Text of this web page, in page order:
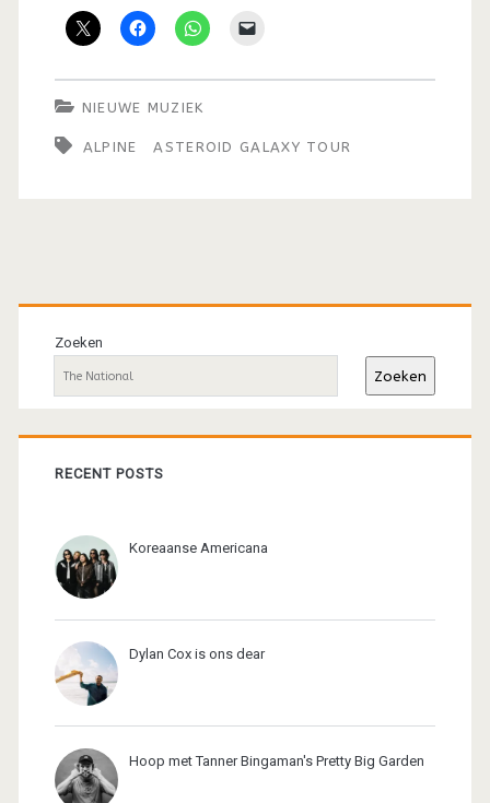
NIEUWE MUZIEK
ALPINE ASTEROID GALAXY TOUR
Primaire
sidebar
Zoeken
Zoeken
RECENT POSTS
Koreaanse Americana
Dylan Cox is ons dear
Hoop met Tanner Bingaman's Pretty Big Garden